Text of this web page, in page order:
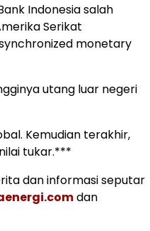
Indonesia salah
Serikat
monetary
utang luar negeri
Kemudian terakhir,
tukar.***
dan informasi seputar
dan